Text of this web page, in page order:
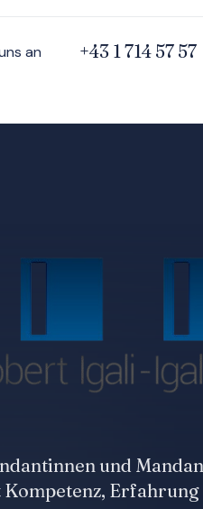
an +43 1 714 57 57
und